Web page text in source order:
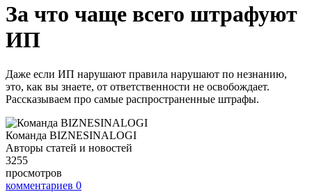
За что чаще всего штрафуют
ИП
Даже если ИП нарушают правила нарушают по незнанию,
это, как вы знаете, от ответственности не освобождает.
Рассказываем про самые распространенные штрафы.
Команда BIZNESINALOGI
Авторы статей и новостей
3255
просмотров
комментариев 0